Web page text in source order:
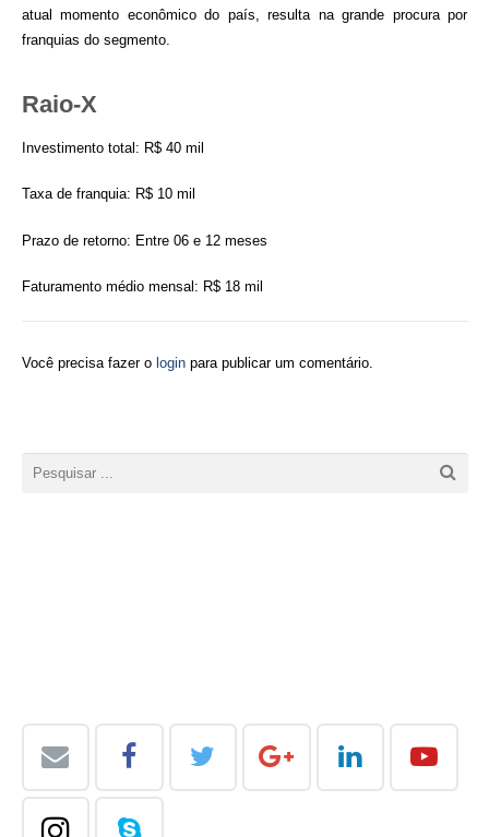
atual momento econômico do país, resulta na grande procura por
franquias do segmento.
Raio-X
Investimento total: R$ 40 mil
Taxa de franquia: R$ 10 mil
Prazo de retorno: Entre 06 e 12 meses
Faturamento médio mensal: R$ 18 mil
Você precisa fazer o loginpara publicar um comentário.